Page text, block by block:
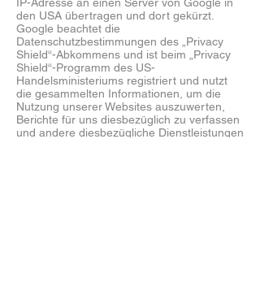
den USA übertragen und dort gekürzt.
Google beachtet die
Datenschutzbestimmungen des „Privacy
Shield“-Abkommens und ist beim „Privacy
Shield“-Programm des US-
Handelsministeriums registriert und nutzt
die gesammelten Informationen, um die
Nutzung unserer Websites auszuwerten,
Berichte für uns diesbezüglich zu verfassen
und andere diesbezügliche Dienstleistungen